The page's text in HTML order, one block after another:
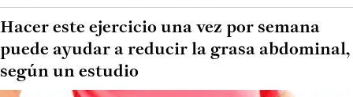
Hacer este ejercicio una vez por semana
puede ayudar a reducir la grasa abdominal,
según un estudio